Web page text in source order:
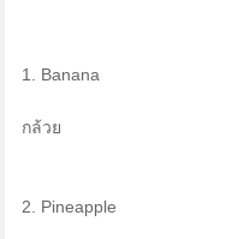
1. Banana
กล้วย
2. Pineapple